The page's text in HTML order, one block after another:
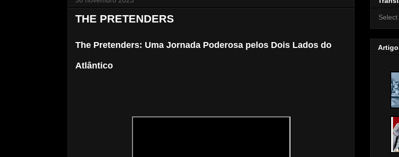
THE PRETENDERS
The Pretenders: Uma Jornada Poderosa pelos Dois Lados do
Atlântico